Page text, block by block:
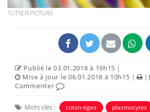
TUTYE/EPICTURA
Publié le 03.01.2018 à 19h15 |
Mise à jour le 06.01.2018 à 10h15 | |
Commenter
Mots clés : coton-tiges plasmocytes